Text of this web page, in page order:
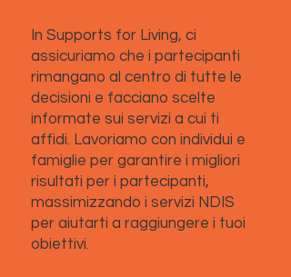
In Supports for Living, ci
assicuriamo che i partecipanti
rimangano al centro di tutte le
decisioni e facciano scelte
informate sui servizi a cui ti
affidi. Lavoriamo con individui e
famiglie per garantire i migliori
risultati per i partecipanti,
massimizzando i servizi NDIS
per aiutarti a raggiungere i tuoi
obiettivi.